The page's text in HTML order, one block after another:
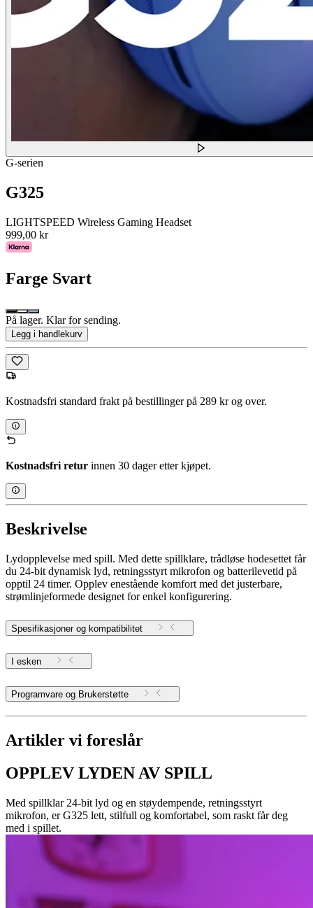
G-serien
G325
LIGHTSPEED Wireless Gaming Headset
999,00 kr
Farge Svart
På lager. Klar for sending.
Legg i handlekurv
Kostnadsfri standard frakt på bestillinger på 289 kr og over.
Kostnadsfri retur innen 30 dager etter kjøpet.
Beskrivelse
Lydopplevelse med spill. Med dette spillklare, trådløse hodesettet får
du 24-bit dynamisk lyd, retningsstyrt mikrofon og batterilevetid på
opptil 24 timer. Opplev enestående komfort med det justerbare,
strømlinjeformede designet for enkel konfigurering.
Spesifikasjoner og kompatibilitet
I esken
Programvare og Brukerstøtte
Artikler vi foreslår
OPPLEV LYDEN AV SPILL
Med spillklar 24-bit lyd og en støydempende, retningsstyrt
mikrofon, er G325 lett, stilfull og komfortabel, som raskt får deg
med i spillet.